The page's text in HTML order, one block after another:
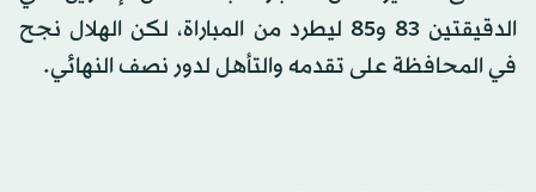
الدقيقتين 83 و85 ليطرد من المباراة، لكن الهلال نجح
في المحافظة على تقدمه والتأهل لدور نصف النهائي.